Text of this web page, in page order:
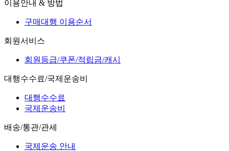
이용안내 & 방법
구매대행 이용순서
회원서비스
회원등급/쿠폰/적립금/캐시
대행수수료/국제운송비
대행수수료
국제운송비
배송/통관/관세
국제운송 안내